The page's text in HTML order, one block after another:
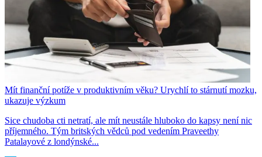
Mít finanční potíže v produktivním věku? Urychlí to stárnutí mozku,
ukazuje výzkum
Sice chudoba cti netratí, ale mít neustále hluboko do kapsy není nic
příjemného. Tým britských vědců pod vedením Praveethy
Patalayové z londýnské...